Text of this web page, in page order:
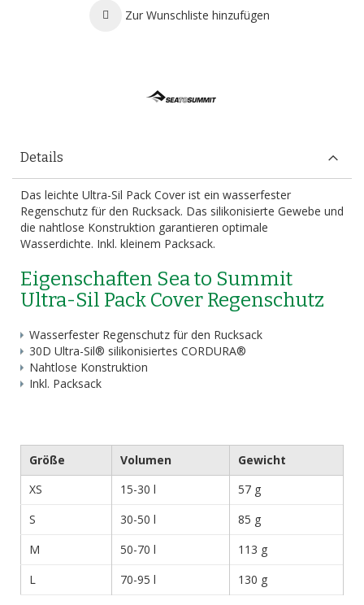
Zur Wunschliste hinzufügen
Details
Das leichte Ultra-Sil Pack Cover ist ein wasserfester
Regenschutz für den Rucksack. Das silikonisierte Gewebe und
die nahtlose Konstruktion garantieren optimale
Wasserdichte. Inkl. kleinem Packsack.
Eigenschaften Sea to Summit
Ultra-Sil Pack Cover Regenschutz
Wasserfester Regenschutz für den Rucksack
30D Ultra-Sil® silikonisiertes CORDURA®
Nahtlose Konstruktion
Inkl. Packsack
Größe Volumen
Gewicht
XS
15-30 l
57 g
S
30-50 l
85 g
M
50-70 l
113 g
L
70-95 l 130 g